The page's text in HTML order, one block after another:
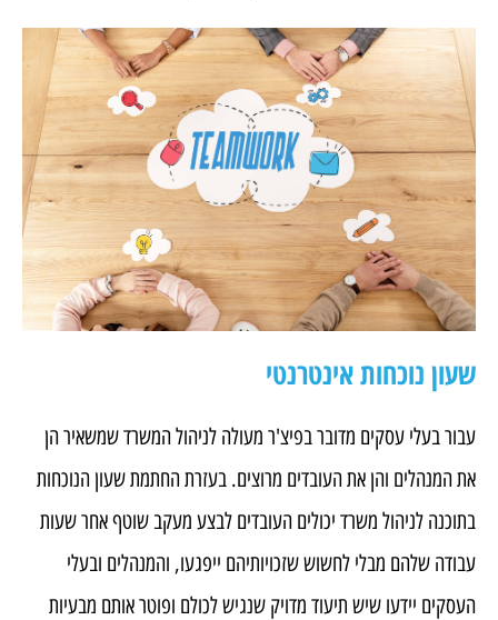
שעון נוכחות אינטרנטי
עבור בעלי עסקים מדובר בפיצ'ר מעולה לניהול המשרד שמשאיר הן
את המנהלים והן את העובדים מרוצים. בעזרת החתמת שעון הנוכחות
בתוכנה לניהול משרד יכולים העובדים לבצע מעקב שוטף אחר שעות
עבודה שלהם מבלי לחשוש שזכויותיהם ייפגעו, והמנהלים ובעלי
העסקים יידעו שיש תיעוד מדויק שנגיש לכולם ופוטר אותם מבעיות